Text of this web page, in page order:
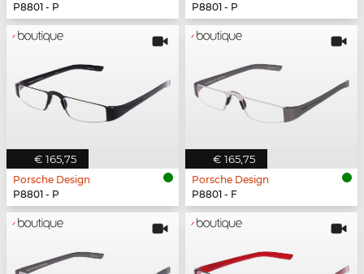
P8801 - P
P8801 - P
€ 165,75
Porsche Design
P8801 - P
€ 165,75
Porsche Design
P8801 - F